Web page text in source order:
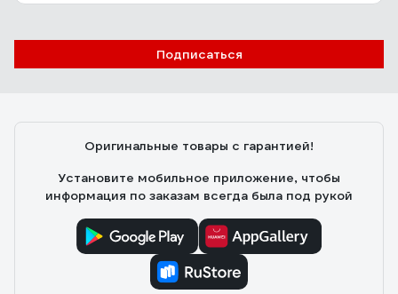
Подписаться
Оригинальные товары с гарантией!
Установите мобильное приложение, чтобы
информация по заказам всегда была под рукой